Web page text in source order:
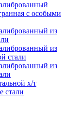
с особыми
из
из
стали
из
х/т
стали